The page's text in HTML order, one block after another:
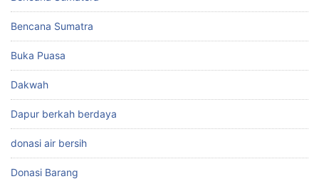
Bencana Sumatra
Buka Puasa
Dakwah
Dapur berkah berdaya
donasi air bersih
Donasi Barang